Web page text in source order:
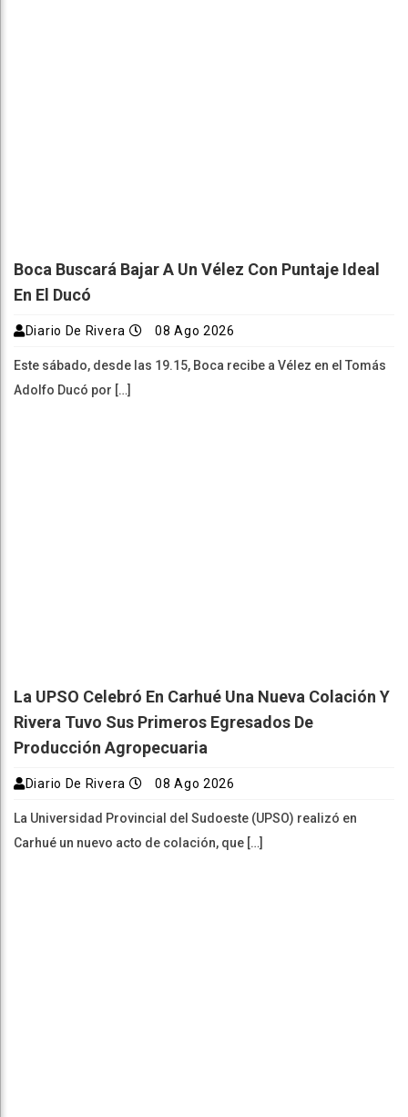
Boca Buscará Bajar A Un Vélez Con Puntaje Ideal
En El Ducó
Diario De Rivera 08 Ago 2026
Este sábado, desde las 19.15, Boca recibe a Vélez en el Tomás
Adolfo Ducó por […]
La UPSO Celebró En Carhué Una Nueva Colación Y
Rivera Tuvo Sus Primeros Egresados De
Producción Agropecuaria
Diario De Rivera 08 Ago 2026
La Universidad Provincial del Sudoeste (UPSO) realizó en
Carhué un nuevo acto de colación, que […]